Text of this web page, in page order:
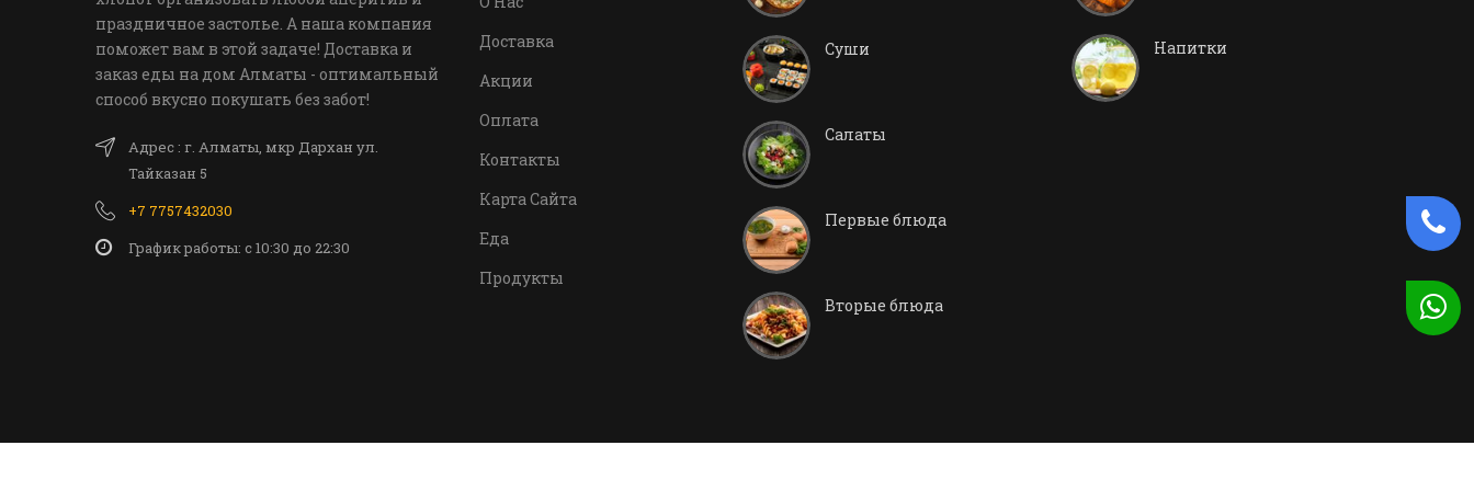
праздничное застолье. А наша компания
поможет вам в этой задаче! Доставка и
заказ еды на дом Алматы - оптимальный
способ вкусно покушать без забот!
Адрес : г. Алматы, мкр Дархан ул.
Тайказан 5
+7 7757432030
График работы: c 10:30 до 22:30
Доставка
Акции
Оплата
Контакты
Карта Сайта
Еда
Продукты
Суши
Салаты
Первые блюда
Вторые блюда
Напитки